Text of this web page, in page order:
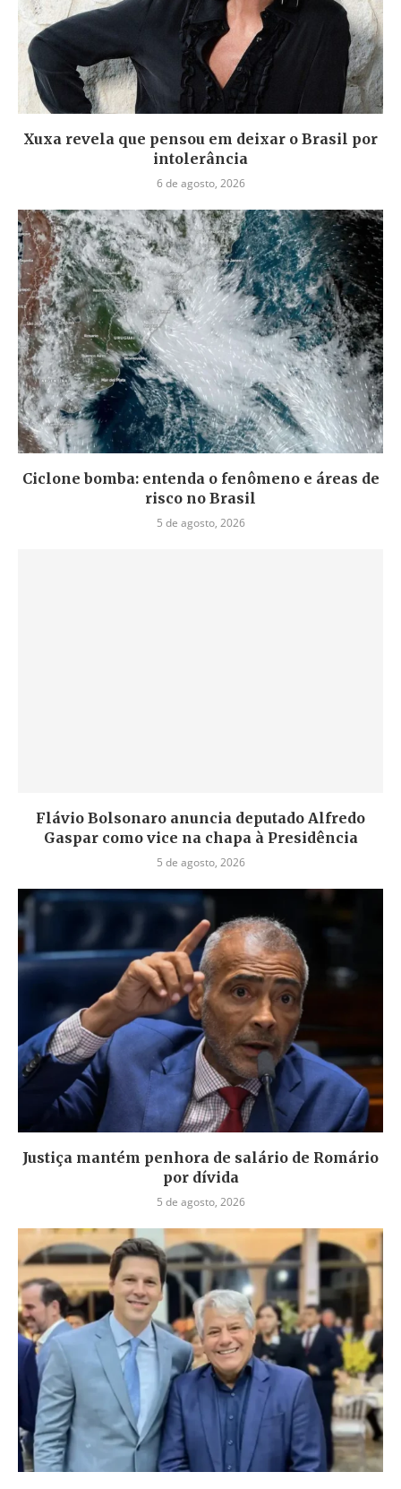
Xuxa revela que pensou em deixar o Brasil por
intolerância
6 de agosto, 2026
Ciclone bomba: entenda o fenômeno e áreas de
risco no Brasil
5 de agosto, 2026
Flávio Bolsonaro anuncia deputado Alfredo
Gaspar como vice na chapa à Presidência
5 de agosto, 2026
Justiça mantém penhora de salário de Romário
por dívida
5 de agosto, 2026